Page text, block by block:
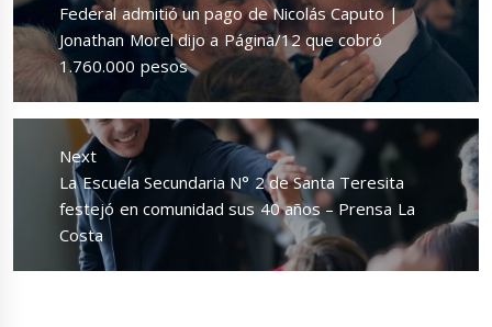
post:
Federal admitió un pago de Nicolás Caputo |
Jonathan Morel dijo a Página/12 que cobró
1.760.000 pesos
Next
Next
post:
La Escuela Secundaria N° 2 de Santa Teresita
festejó en comunidad sus 40 años – Prensa La
Costa